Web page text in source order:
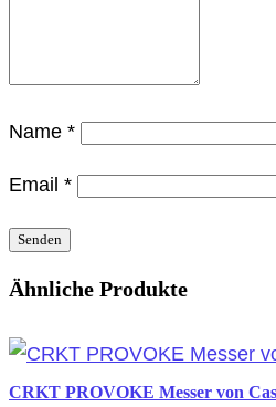
Name *
Email *
Ähnliche Produkte
CRKT PROVOKE Messer von